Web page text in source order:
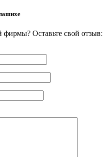
фирмы? Оставьте свой отзыв: